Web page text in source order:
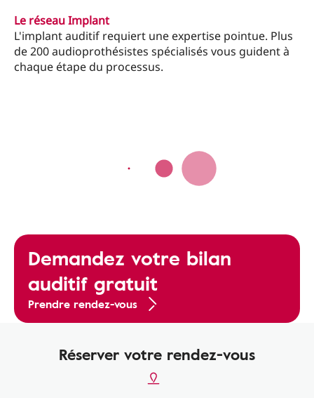
Le réseau Implant
L'implant auditif requiert une expertise pointue. Plus
de 200 audioprothésistes spécialisés vous guident à
chaque étape du processus.
Demandez votre bilan
auditif gratuit
Prendre rendez-vous
Réserver votre rendez-vous